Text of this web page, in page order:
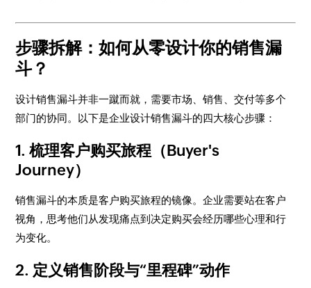
步骤拆解：如何从零设计你的销售漏
斗？
设计销售漏斗并非一蹴而就，需要市场、销售、交付等多个
部门的协同。以下是企业设计销售漏斗的四大核心步骤：
1. 梳理客户购买旅程（Buyer's
Journey）
销售漏斗的本质是客户购买旅程的镜像。企业需要站在客户
视角，思考他们从发现痛点到决定购买会经历哪些心理和行
为变化。
2. 定义销售阶段与“里程碑”动作